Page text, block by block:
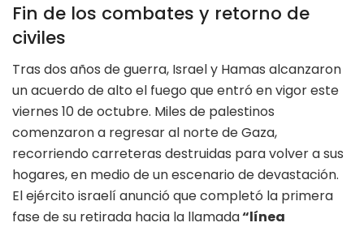
Fin de los combates y retorno de
civiles
Tras dos años de guerra, Israel y Hamas alcanzaron
un acuerdo de alto el fuego que entró en vigor este
viernes 10 de octubre. Miles de palestinos
comenzaron a regresar al norte de Gaza,
recorriendo carreteras destruidas para volver a sus
hogares, en medio de un escenario de devastación.
El ejército israelí anunció que completó la primera
fase de su retirada hacia la llamada“línea